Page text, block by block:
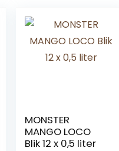
MONSTER
MANGO LOCO
Blik 12 x 0,5 liter